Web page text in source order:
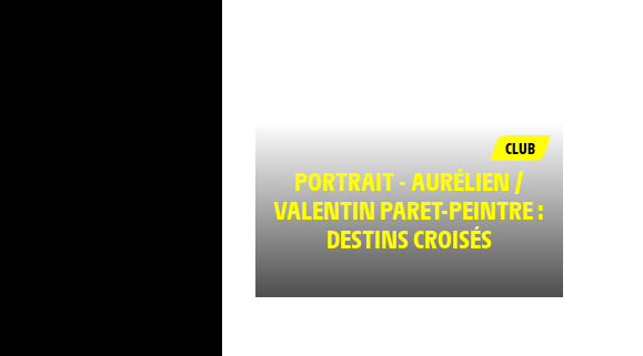
CLUB
PORTRAIT - AURÉLIEN /
VALENTIN PARET-PEINTRE :
DESTINS CROISÉS